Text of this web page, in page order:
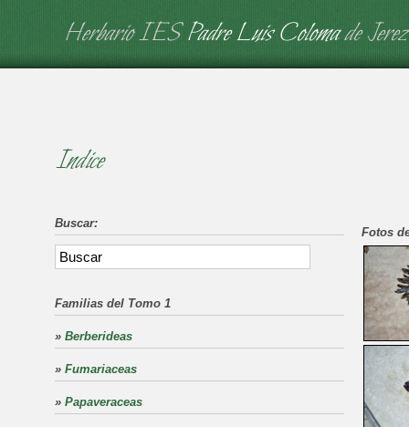
Herbario IES Padre Luis Colomade Jerez
Fotos
Indice
Buscar:
Familias del Tomo 1
» Berberideas
» Fumariaceas
» Papaveraceas